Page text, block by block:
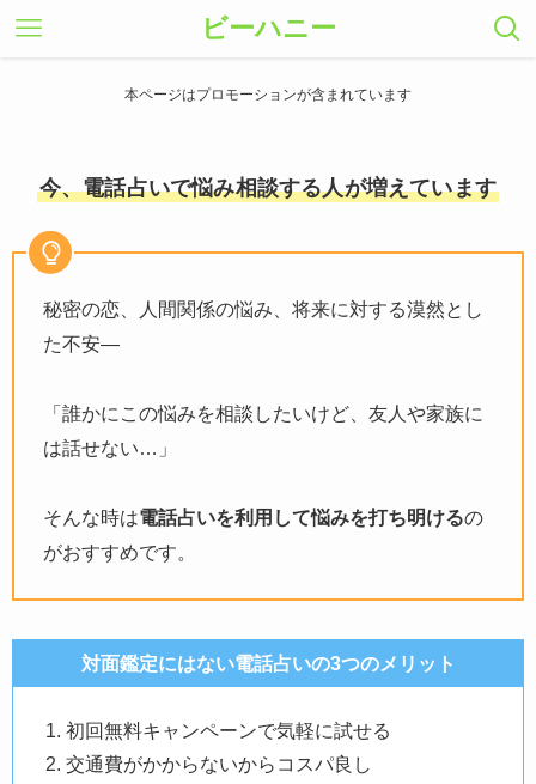
ビーハニー
本ページはプロモーションが含まれています
今、電話占いで悩み相談する人が増えています
秘密の恋、人間関係の悩み、将来に対する漠然とし
た不安―
「誰かにこの悩みを相談したいけど、友人や家族に
は話せない…」
そんな時は電話占いを利用して悩みを打ち明けるの
がおすすめです。
対面鑑定にはない電話占いの3つのメリット
初回無料キャンペーンで気軽に試せる
交通費がかからないからコスパ良し